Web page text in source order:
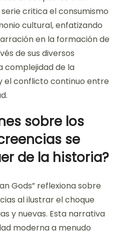
critica el consumismo
cultural, enfatizando
en la formación de
de sus diversos
complejidad de la
el conflicto continuo entre
sobre los
se
de la historia?
Gods” reflexiona sobre
al ilustrar el choque
y nuevas. Esta narrativa
moderna a menudo